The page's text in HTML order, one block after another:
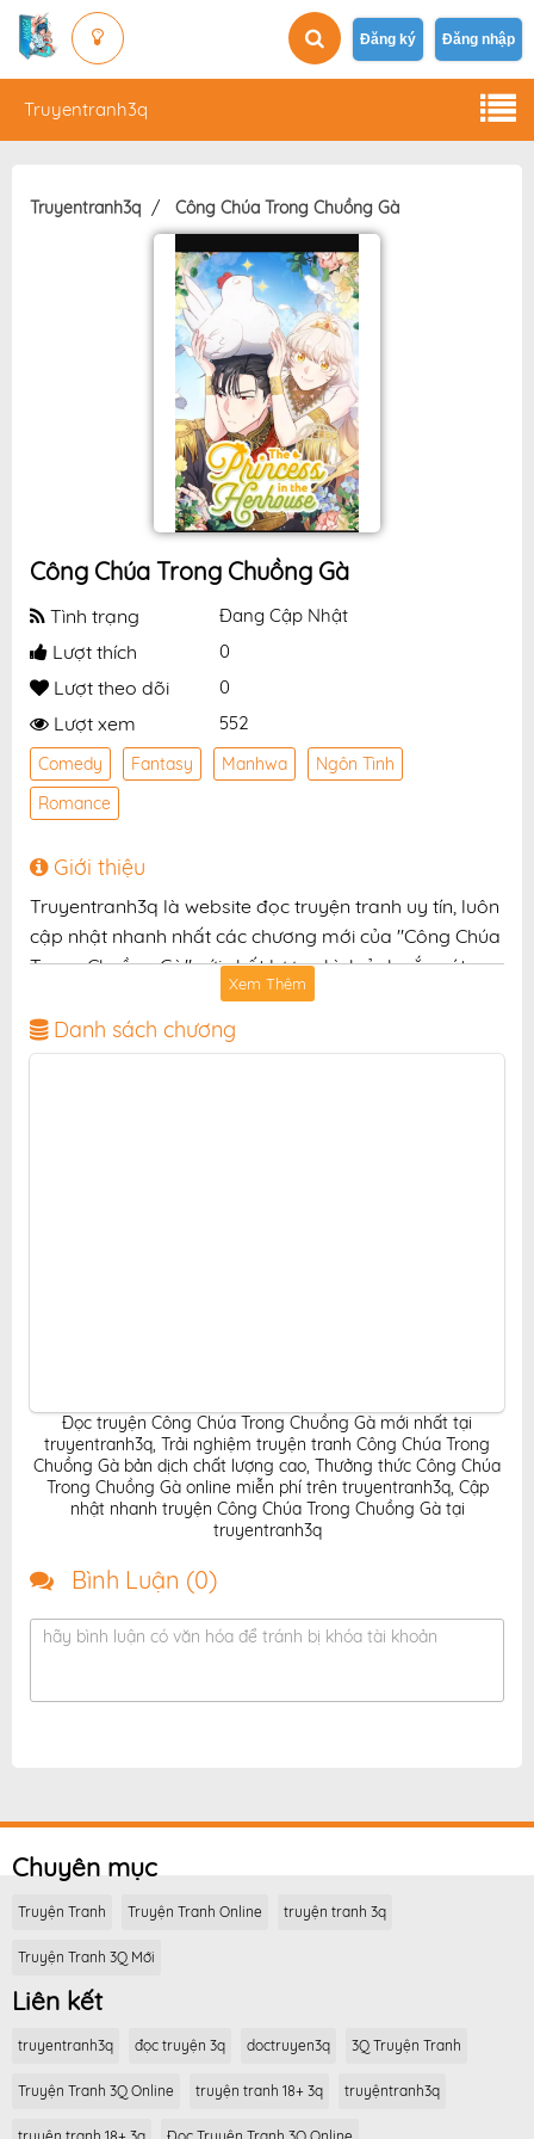
Đăng ký Đăng nhập
Truyentranh3q
Truyentranh3q Công Chúa Trong Chuồng Gà
Công Chúa Trong Chuồng Gà
Tình trạng Đang Cập Nhật
Lượt thích 0
Lượt theo dõi 0
Lượt xem 552
Comedy Fantasy Manhwa
Ngôn Tình
Romance
Giới thiệu
Truyentranh3q là website đọc truyện tranh uy tín, luôn
cập nhật nhanh nhất các chương mới của "Công Chúa
Trong Chuồng Gà" với chất lượng hình ảnh sắc nét,
bản dịch chuẩn và giao diện thân thiện, mang đến trải
nghiệm đọc truyện hấp dẫn, tiện lợi, hoàn toàn miễn
phí cho độc giả yêu thích truyện tranh online.
Xem Thêm
Danh sách chương
Đọc truyện Công Chúa Trong Chuồng Gà mới nhất tại
truyentranh3q, Trải nghiệm truyện tranh Công Chúa Trong
Chuồng Gà bản dịch chất lượng cao, Thưởng thức Công Chúa
Trong Chuồng Gà online miễn phí trên truyentranh3q, Cập
nhật nhanh truyện Công Chúa Trong Chuồng Gà tại
truyentranh3q
Bình Luận (0)
hãy bình luận có văn hóa để tránh bị khóa tài khoản
Chuyên mục
Truyện Tranh Truyện Tranh Online truyện tranh 3q
Truyện Tranh 3Q Mới
Liên kết
truyentranh3q đọc truyện 3q doctruyen3q 3Q Truyện Tranh
Truyện Tranh 3Q Online truyện tranh 18+ 3q truyệntranh3q